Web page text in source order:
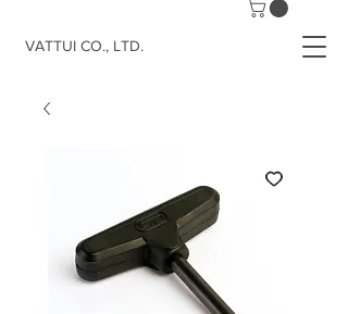
VATTUI CO., LTD.